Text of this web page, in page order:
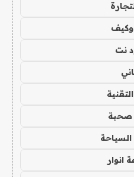
نت
صحبة
انوار